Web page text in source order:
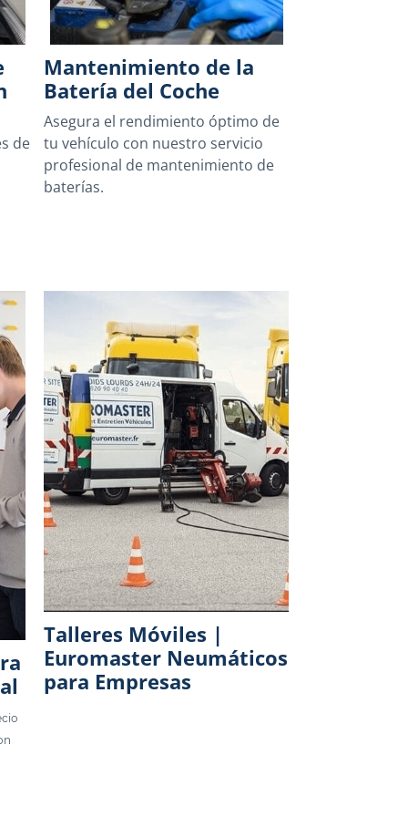
de
Mantenimiento de la
Batería del Coche
Asegura el rendimiento óptimo de
tu vehículo con nuestro servicio
profesional de mantenimiento de
baterías.
Talleres Móviles |
Euromaster Neumáticos
para Empresas